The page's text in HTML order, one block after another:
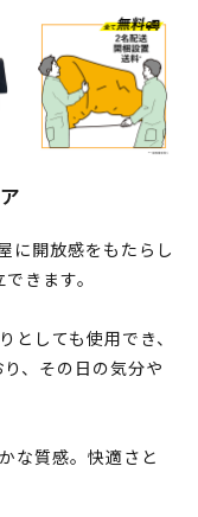
に開放感をもたらし
きます。
しても使用でき、
、その日の気分や
な質感。快適さと